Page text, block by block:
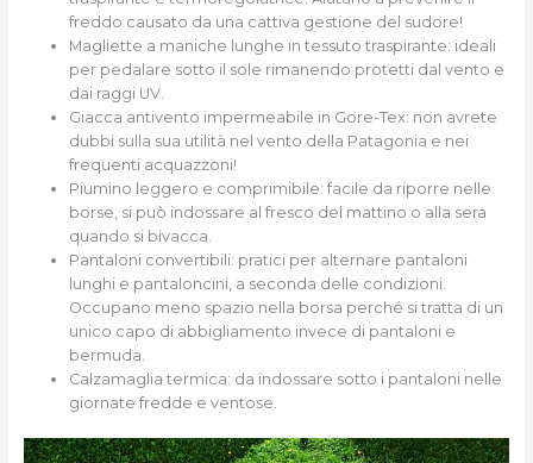
freddo causato da una cattiva gestione del sudore!
Magliette a maniche lunghe in tessuto traspirante: ideali
per pedalare sotto il sole rimanendo protetti dal vento e
dai raggi UV.
Giacca antivento impermeabile in Gore-Tex: non avrete
dubbi sulla sua utilità nel vento della Patagonia e nei
frequenti acquazzoni!
Piumino leggero e comprimibile: facile da riporre nelle
borse, si può indossare al fresco del mattino o alla sera
quando si bivacca.
Pantaloni convertibili: pratici per alternare pantaloni
lunghi e pantaloncini, a seconda delle condizioni.
Occupano meno spazio nella borsa perché si tratta di un
unico capo di abbigliamento invece di pantaloni e
bermuda.
Calzamaglia termica: da indossare sotto i pantaloni nelle
giornate fredde e ventose.